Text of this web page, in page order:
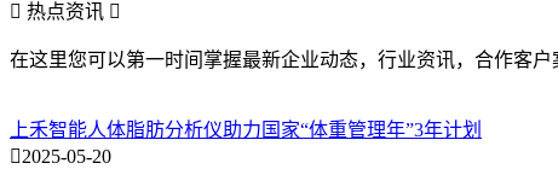
 热点资讯 
在这里您可以第一时间掌握最新企业动态，行业资讯，合作客户
上禾智能人体脂肪分析仪助力国家“体重管理年”3年计划
2025-05-20